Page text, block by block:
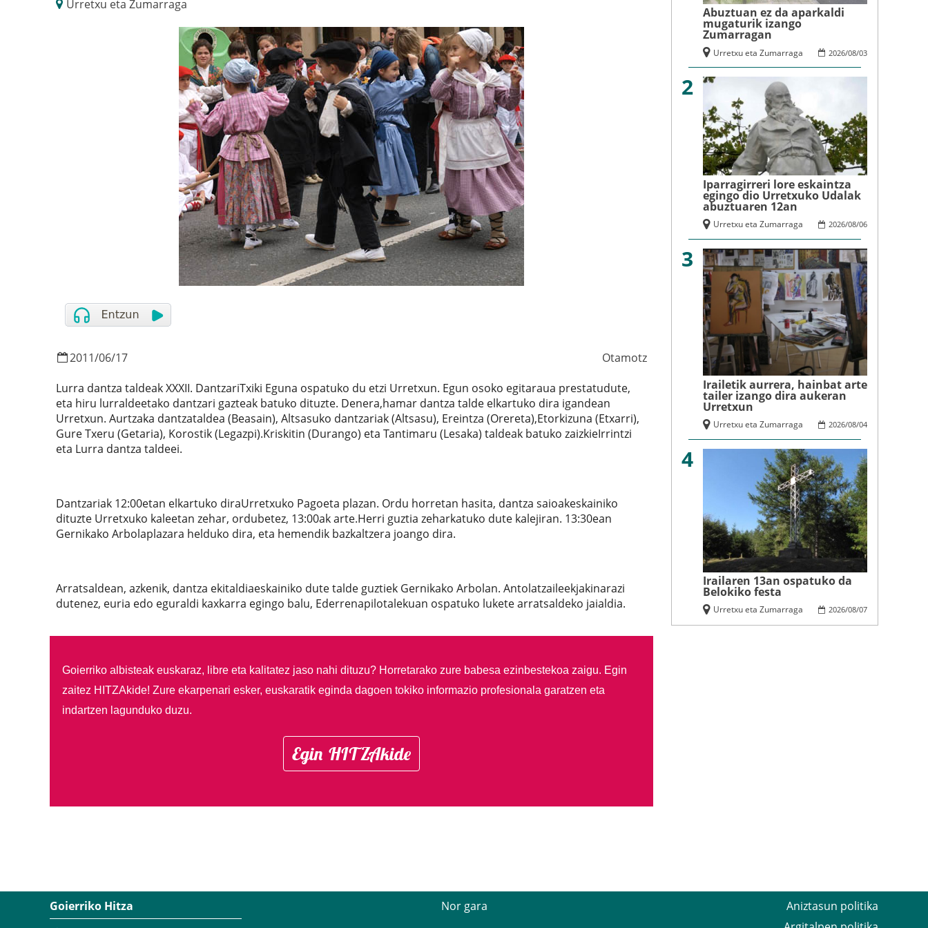
Urretxu eta Zumarraga
2011/06/17
Otamotz
Lurra dantza taldeak XXXII. DantzariTxiki Eguna ospatuko du etzi Urretxun. Egun osoko egitaraua prestatudute,
eta hiru lurraldeetako dantzari gazteak batuko dituzte. Denera,hamar dantza talde elkartuko dira igandean
Urretxun. Aurtzaka dantzataldea (Beasain), Altsasuko dantzariak (Altsasu), Ereintza (Orereta),Etorkizuna (Etxarri),
Gure Txeru (Getaria), Korostik (Legazpi).Kriskitin (Durango) eta Tantimaru (Lesaka) taldeak batuko zaizkieIrrintzi
eta Lurra dantza taldeei.
Dantzariak 12:00etan elkartuko diraUrretxuko Pagoeta plazan. Ordu horretan hasita, dantza saioakeskainiko
dituzte Urretxuko kaleetan zehar, ordubetez, 13:00ak arte.Herri guztia zeharkatuko dute kalejiran. 13:30ean
Gernikako Arbolaplazara helduko dira, eta hemendik bazkaltzera joango dira.
Arratsaldean, azkenik, dantza ekitaldiaeskainiko dute talde guztiek Gernikako Arbolan. Antolatzaileekjakinarazi
dutenez, euria edo eguraldi kaxkarra egingo balu, Ederrenapilotalekuan ospatuko lukete arratsaldeko jaialdia.
Goierriko albisteak euskaraz, libre eta kalitatez jaso nahi dituzu? Horretarako zure babesa ezinbestekoa zaigu. Egin
zaitez HITZAkide! Zure ekarpenari esker, euskaratik eginda dagoen tokiko informazio profesionala garatzen eta
indartzen lagunduko duzu.
Egin HITZAkide
Abuztuan ez da aparkaldi
mugaturik izango
Zumarragan
2026/08/03
Urretxu eta Zumarraga
2
Iparragirreri lore eskaintza
egingo dio Urretxuko Udalak
abuztuaren 12an
2026/08/06
Urretxu eta Zumarraga
3
Irailetik aurrera, hainbat arte
tailer izango dira aukeran
Urretxun
2026/08/04
Urretxu eta Zumarraga
4
Irailaren 13an ospatuko da
Belokiko festa
2026/08/07
Urretxu eta Zumarraga
Goierriko Hitza
Nor gara
Aniztasun politika